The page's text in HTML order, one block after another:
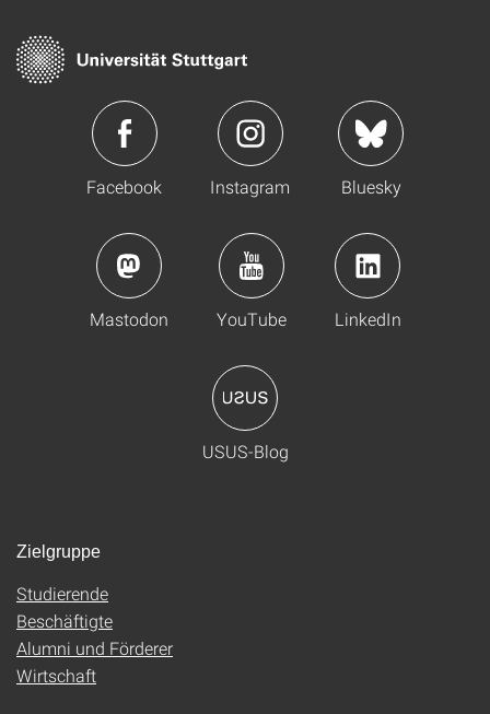
Facebook Instagram Bluesky
Mastodon YouTube LinkedIn
USUS-Blog
Zielgruppe
Studierende
Beschäftigte
Alumni und Förderer
Wirtschaft